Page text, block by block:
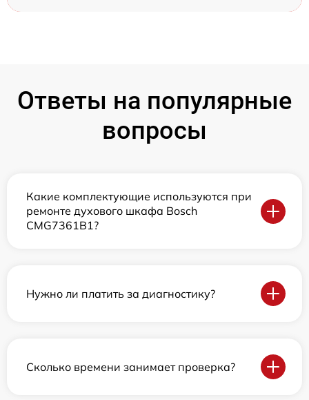
Ответы на популярные
вопросы
Какие комплектующие используются при
ремонте духового шкафа Bosch
CMG7361B1?
Нужно ли платить за диагностику?
Сколько времени занимает проверка?